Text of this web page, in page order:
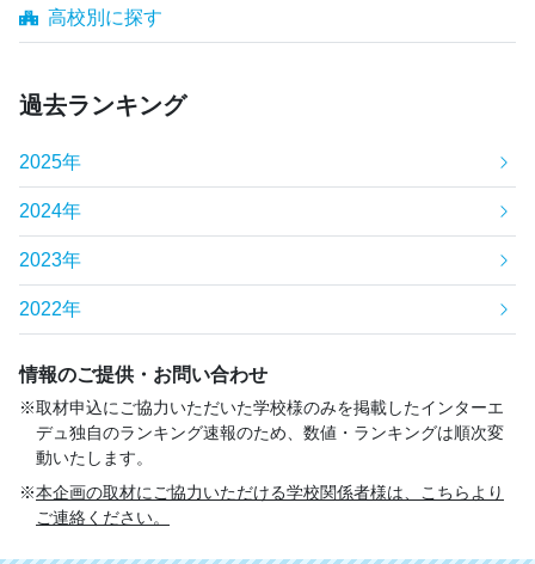
高校別に探す
過去ランキング
2025年
2024年
2023年
2022年
情報のご提供・お問い合わせ
取材申込にご協力いただいた学校様のみを掲載したインターエ
デュ独自のランキング速報のため、数値・ランキングは順次変
動いたします。
本企画の取材にご協力いただける学校関係者様は、こちらより
ご連絡ください。